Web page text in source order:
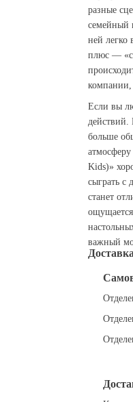
разные
семейный
ней легко
плюс —
компании,
Если вы
действий.
больше
Kids)»
сыграть с
станет
важный
Доставка